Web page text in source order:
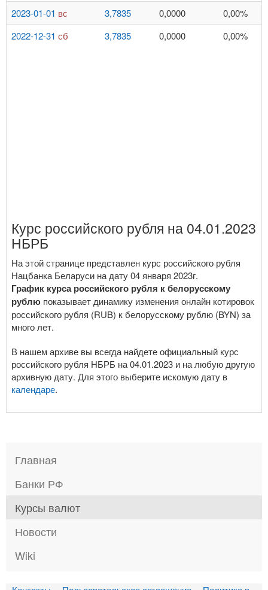
2023-01-01 вс 3,7835 0,0000
0,00%
2022-12-31 сб 3,7835 0,0000 0,00%
Курс российского рубля на 04.01.2023
НБРБ
На этой странице представлен курс российского рубля
Нацбанка Беларуси на дату 04 января 2023г.
График курса российского рубля к белорусскому
рублю показывает динамику изменения онлайн котировок
российского рубля (RUB) к белорусскому рублю (BYN) за
много лет.
В нашем архиве вы всегда найдете официальный курс
российского рубля НБРБ на 04.01.2023 и на любую другую
архивную дату. Для этого выберите искомую дату в
календаре.
Главная
Банки РФ
Курсы валют
Новости
Wiki